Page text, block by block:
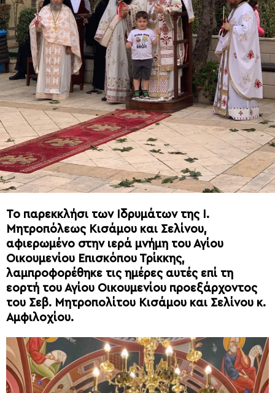
Το παρεκκλήσι των Ιδρυμάτων της Ι.
Μητροπόλεως Κισάμου και Σελίνου,
αφιερωμένο στην ιερά μνήμη του Αγίου
Οικουμενίου Επισκόπου Τρίκκης,
λαμπροφορέθηκε τις ημέρες αυτές επί τη
εορτή του Αγίου Οικουμενίου προεξάρχοντος
του Σεβ. Μητροπολίτου Κισάμου και Σελίνου κ.
Αμφιλοχίου.